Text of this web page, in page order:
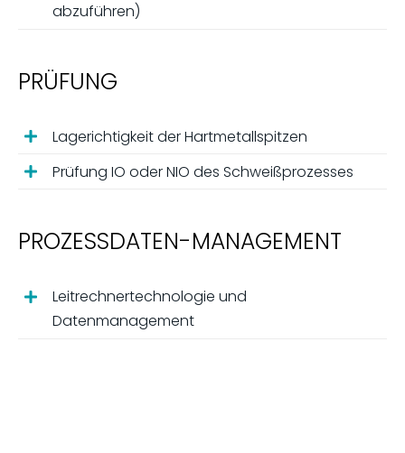
abzuführen)
PRÜFUNG
Lagerichtigkeit der Hartmetallspitzen
Prüfung IO oder NIO des Schweißprozesses
PROZESSDATEN-MANAGEMENT
Leitrechnertechnologie und
Datenmanagement